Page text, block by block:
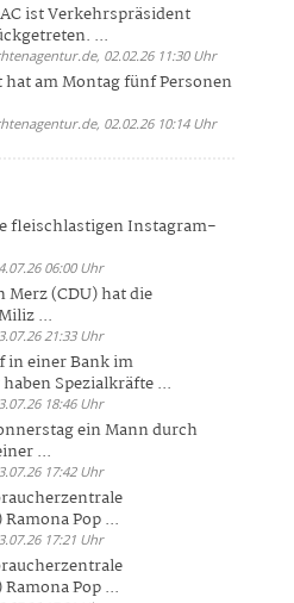
ist Verkehrspräsident
...
02.02.26 11:30 Uhr
am Montag fünf Personen
02.02.26 10:14 Uhr
fleischlastigen Instagram-
06:00 Uhr
(CDU) hat die
...
21:33 Uhr
in einer Bank im
Spezialkräfte ...
18:46 Uhr
ein Mann durch
...
17:42 Uhr
Pop ...
17:21 Uhr
Pop ...